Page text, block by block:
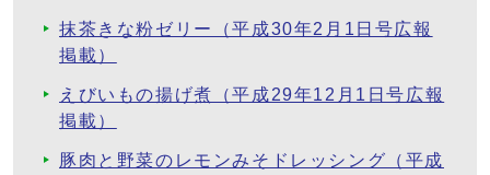
抹茶きな粉ゼリー（平成30年2月1日号広報
掲載）
えびいもの揚げ煮（平成29年12月1日号広報
掲載）
豚肉と野菜のレモンみそドレッシング（平成